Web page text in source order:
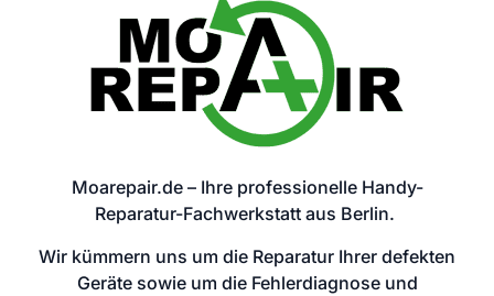
Moarepair.de – Ihre professionelle Handy-
Reparatur-Fachwerkstatt aus Berlin.
Wir kümmern uns um die Reparatur Ihrer defekten
Geräte sowie um die Fehlerdiagnose und